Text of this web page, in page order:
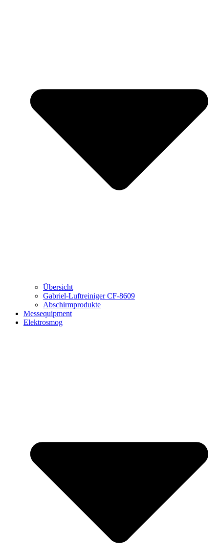
Übersicht
Gabriel-Luftreiniger CF-8609
Abschirmprodukte
Messequipment
Elektrosmog